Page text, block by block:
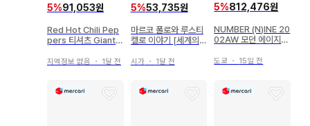
5%91,053원
Red Hot Chili Pep
pers 티셔츠 Giant X
지역정보 없음 ・ 1달 전
5%53,735원
마르코 폴로와 루스티
켈로 이야기 [세계의
히데키
시가・ 1달 전
5%812,476원
NUMBER (N)INE 20
02AW 모던 에이지
도쿄 ・ 15일 전